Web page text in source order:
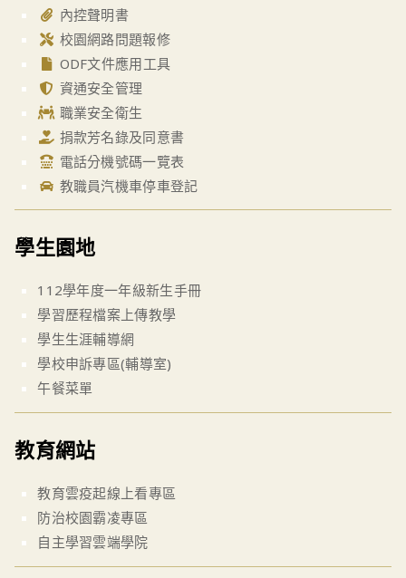
內控聲明書
校園網路問題報修
ODF文件應用工具
資通安全管理
職業安全衛生
捐款芳名錄及同意書
電話分機號碼一覽表
教職員汽機車停車登記
學生園地
112學年度一年級新生手冊
學習歷程檔案上傳教學
學生生涯輔導網
學校申訴專區(輔導室)
午餐菜單
教育網站
教育雲疫起線上看專區
防治校園霸凌專區
自主學習雲端學院